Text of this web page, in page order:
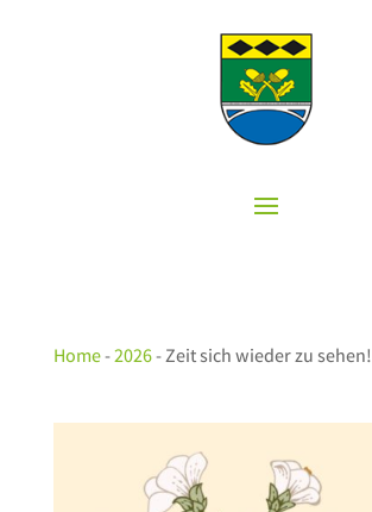
Home-2026-Zeit sich wieder zu sehen!